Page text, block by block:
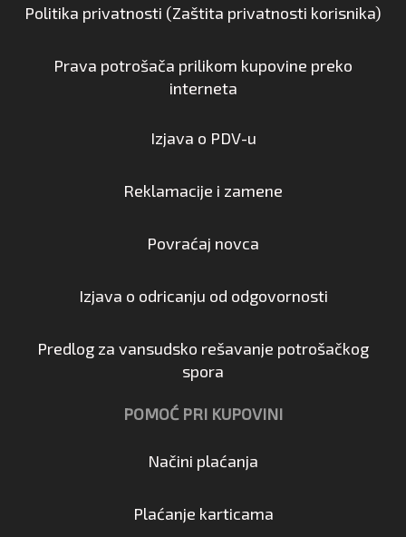
Politika privatnosti (Zaštita privatnosti korisnika)
Prava potrošača prilikom kupovine preko
interneta
Izjava o PDV-u
Reklamacije i zamene
Povraćaj novca
Izjava o odricanju od odgovornosti
Predlog za vansudsko rešavanje potrošačkog
spora
POMOĆ PRI KUPOVINI
Načini plaćanja
Plaćanje karticama